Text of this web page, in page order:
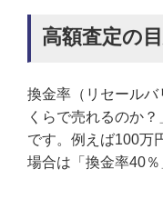
高額査定の
換金率（リセール
くらで売れるのか
です。例えば100万
場合は「換金率40％